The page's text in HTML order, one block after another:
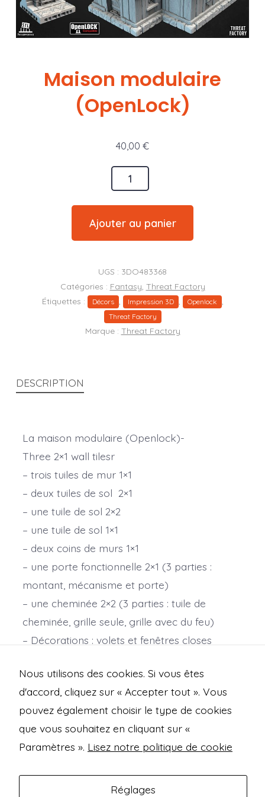
Maison modulaire
(OpenLock)
40,00 €
Ajouter au panier
UGS : 3DO483368
Catégories : Fantasy, Threat Factory
Étiquettes :
Décors , Impression 3D , Openlock ,
Threat Factory
Marque : Threat Factory
DESCRIPTION
La maison modulaire (Openlock)-
Three 2×1 wall tilesr
– trois tuiles de mur 1×1
– deux tuiles de sol 2×1
– une tuile de sol 2×2
– une tuile de sol 1×1
– deux coins de murs 1×1
– une porte fonctionnelle 2×1 (3 parties :
montant, mécanisme et porte)
– une cheminée 2×2 (3 parties : tuile de
cheminée, grille seule, grille avec du feu)
– Décorations : volets et fenêtres closes
Echelle 28mm
in
Open
Instagram
in
a
Mastodon
in
a
in
Politique de confidentialité
Nous utilisons des cookies. Si vous êtes
d'accord, cliquez sur « Accepter tout ». Vous
pouvez également choisir le type de cookies
que vous souhaitez en cliquant sur «
Paramètres ». Lisez notre politique de cookie
Réglages